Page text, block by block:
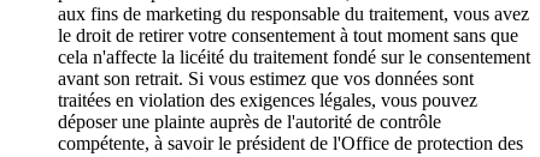
aux fins de marketing du responsable du traitement, vous avez
le droit de retirer votre consentement à tout moment sans que
cela n'affecte la licéité du traitement fondé sur le consentement
avant son retrait. Si vous estimez que vos données sont
traitées en violation des exigences légales, vous pouvez
déposer une plainte auprès de l'autorité de contrôle
compétente, à savoir le président de l'Office de protection des